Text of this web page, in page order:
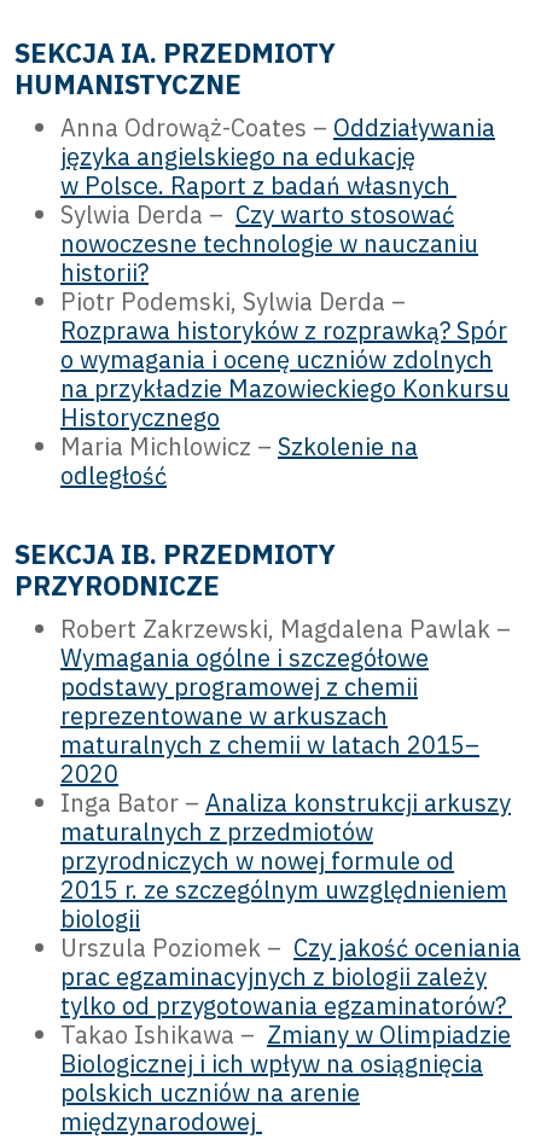
SEKCJA IA. PRZEDMIOTY
HUMANISTYCZNE
Anna Odrowąż-Coates – Oddziaływania
języka angielskiego na edukację
w Polsce. Raport z badań własnych
Sylwia Derda – Czy warto stosować
nowoczesne technologie w nauczaniu
historii?
Piotr Podemski, Sylwia Derda –
Rozprawa historyków z rozprawką? Spór
o wymagania i ocenę uczniów zdolnych
na przykładzie Mazowieckiego Konkursu
Historycznego
Maria Michlowicz – Szkolenie na
odległość
SEKCJA IB. PRZEDMIOTY
PRZYRODNICZE
Robert Zakrzewski, Magdalena Pawlak –
Wymagania ogólne i szczegółowe
podstawy programowej z chemii
reprezentowane w arkuszach
maturalnych z chemii w latach 2015–
2020
Inga Bator – Analiza konstrukcji arkuszy
maturalnych z przedmiotów
przyrodniczych w nowej formule od
2015 r. ze szczególnym uwzględnieniem
biologii
Urszula Poziomek – Czy jakość oceniania
prac egzaminacyjnych z biologii zależy
tylko od przygotowania egzaminatorów?
Takao Ishikawa – Zmiany w Olimpiadzie
Biologicznej i ich wpływ na osiągnięcia
polskich uczniów na arenie
międzynarodowej